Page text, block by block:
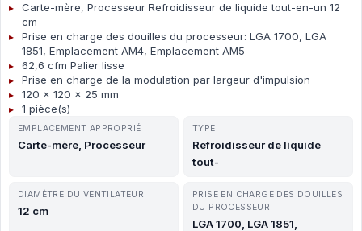
Carte-mère, Processeur Refroidisseur de liquide tout-en-un 12
cm
Prise en charge des douilles du processeur: LGA 1700, LGA
1851, Emplacement AM4, Emplacement AM5
62,6 cfm Palier lisse
Prise en charge de la modulation par largeur d'impulsion
120 x 120 x 25 mm
1 pièce(s)
EMPLACEMENT APPROPRIÉ
Carte-mère, Processeur
TYPE
Refroidisseur de liquide
tout-
DIAMÈTRE DU VENTILATEUR
12 cm
PRISE EN CHARGE DES DOUILLES
DU PROCESSEUR
LGA 1700, LGA 1851,